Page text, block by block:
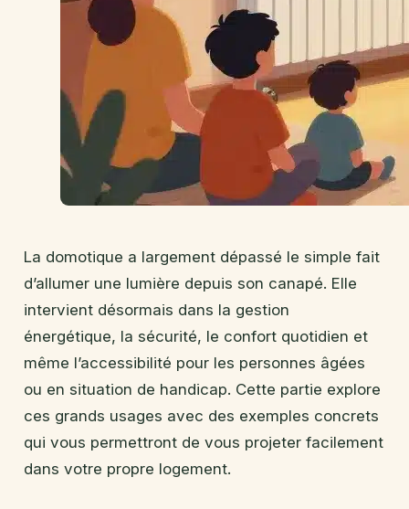
La domotique a largement dépassé le simple fait
d’allumer une lumière depuis son canapé. Elle
intervient désormais dans la gestion
énergétique, la sécurité, le confort quotidien et
même l’accessibilité pour les personnes âgées
ou en situation de handicap. Cette partie explore
ces grands usages avec des exemples concrets
qui vous permettront de vous projeter facilement
dans votre propre logement.